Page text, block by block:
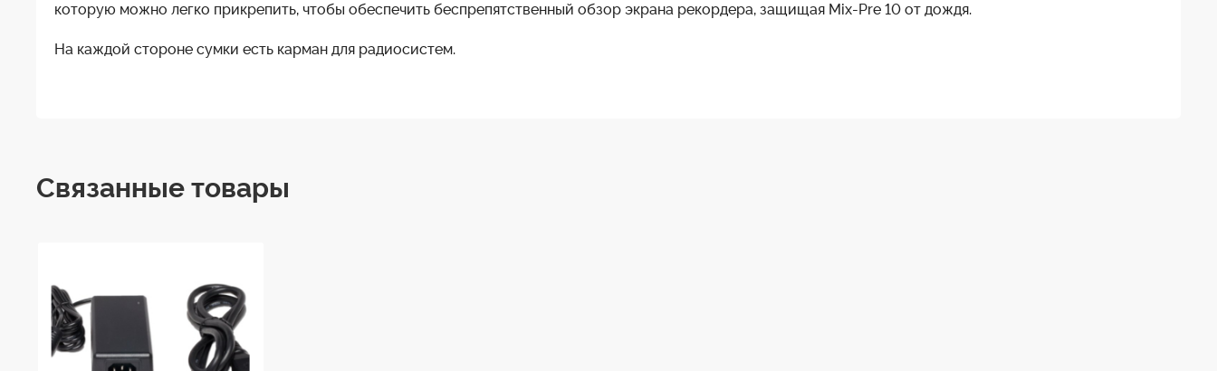
которую можно легко прикрепить, чтобы обеспечить беспрепятственный обзор экрана рекордера, защищая Mix-Pre 10 от дождя.
На каждой стороне сумки есть карман для радиосистем.
Связанные товары